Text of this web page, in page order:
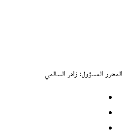
المحرر المسؤول: زاهر السالمي